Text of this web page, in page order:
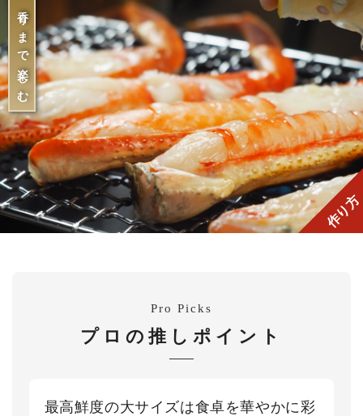
香りまで楽しむ
作り方
Pro Picks
プロの推しポイント
最高鮮度の大サイズは食卓を華やかに彩